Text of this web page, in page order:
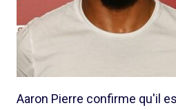
Aaron Pierre confirme qu'il